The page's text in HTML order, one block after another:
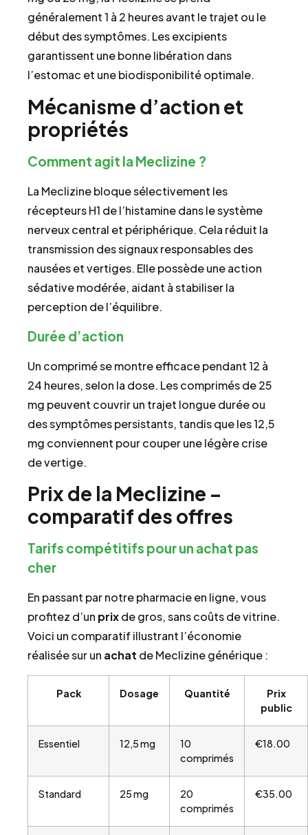
généralement 1 à 2 heures avant le trajet ou le
début des symptômes. Les excipients
garantissent une bonne libération dans
l’estomac et une biodisponibilité optimale.
Mécanisme d’action et
propriétés
Comment agit la Meclizine ?
La Meclizine bloque sélectivement les
récepteurs H1 de l’histamine dans le système
nerveux central et périphérique. Cela réduit la
transmission des signaux responsables des
nausées et vertiges. Elle possède une action
sédative modérée, aidant à stabiliser la
perception de l’équilibre.
Durée d’action
Un comprimé se montre efficace pendant 12 à
24 heures, selon la dose. Les comprimés de 25
mg peuvent couvrir un trajet longue durée ou
des symptômes persistants, tandis que les 12,5
mg conviennent pour couper une légère crise
de vertige.
Prix de la Meclizine –
comparatif des offres
Tarifs compétitifs pour un achat pas
cher
En passant par notre pharmacie en ligne, vous
profitez d’un prixde gros, sans coûts de vitrine.
Voici un comparatif illustrant l’économie
réalisée sur un achat de Meclizine générique :
Pack Dosage Quantité
Prix
public
Essentiel 12,5 mg
10
comprimés
€18.00
Standard 25 mg
20
comprimés
€35.00